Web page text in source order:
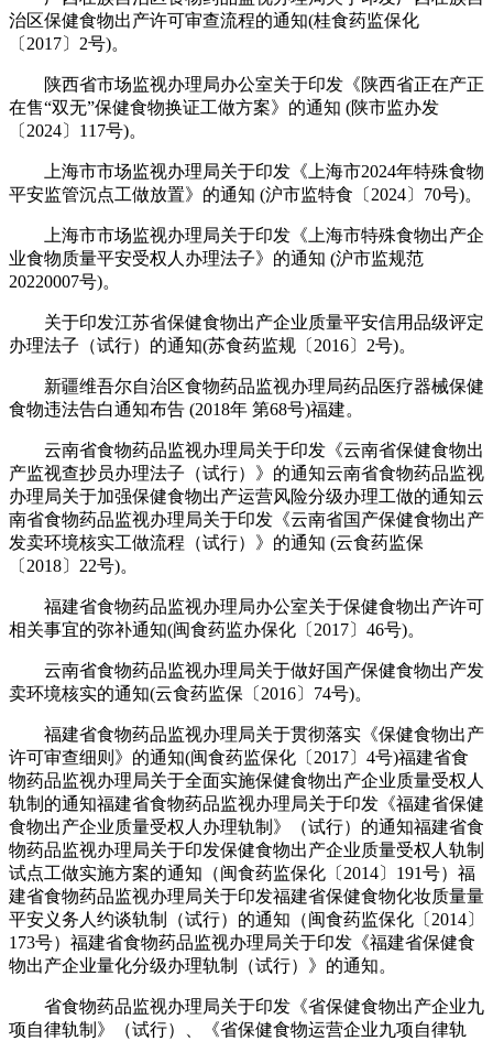
治区保健食物出产许可审查流程的通知(桂食药监保化
〔2017〕2号)。
陕西省市场监视办理局办公室关于印发《陕西省正在产正
在售“双无”保健食物换证工做方案》的通知 (陕市监办发
〔2024〕117号)。
上海市市场监视办理局关于印发《上海市2024年特殊食物
平安监管沉点工做放置》的通知 (沪市监特食〔2024〕70号)。
上海市市场监视办理局关于印发《上海市特殊食物出产企
业食物质量平安受权人办理法子》的通知 (沪市监规范
20220007号)。
关于印发江苏省保健食物出产企业质量平安信用品级评定
办理法子（试行）的通知(苏食药监规〔2016〕2号)。
新疆维吾尔自治区食物药品监视办理局药品医疗器械保健
食物违法告白通知布告 (2018年 第68号)福建。
云南省食物药品监视办理局关于印发《云南省保健食物出
产监视查抄员办理法子（试行）》的通知云南省食物药品监视
办理局关于加强保健食物出产运营风险分级办理工做的通知云
南省食物药品监视办理局关于印发《云南省国产保健食物出产
发卖环境核实工做流程（试行）》的通知 (云食药监保
〔2018〕22号)。
福建省食物药品监视办理局办公室关于保健食物出产许可
相关事宜的弥补通知(闽食药监办保化〔2017〕46号)。
云南省食物药品监视办理局关于做好国产保健食物出产发
卖环境核实的通知(云食药监保〔2016〕74号)。
福建省食物药品监视办理局关于贯彻落实《保健食物出产
许可审查细则》的通知(闽食药监保化〔2017〕4号)福建省食
物药品监视办理局关于全面实施保健食物出产企业质量受权人
轨制的通知福建省食物药品监视办理局关于印发《福建省保健
食物出产企业质量受权人办理轨制》（试行）的通知福建省食
物药品监视办理局关于印发保健食物出产企业质量受权人轨制
试点工做实施方案的通知（闽食药监保化〔2014〕191号）福
建省食物药品监视办理局关于印发福建省保健食物化妆质量量
平安义务人约谈轨制（试行）的通知（闽食药监保化〔2014〕
173号）福建省食物药品监视办理局关于印发《福建省保健食
物出产企业量化分级办理轨制（试行）》的通知。
省食物药品监视办理局关于印发《省保健食物出产企业九
项自律轨制》（试行）、《省保健食物运营企业九项自律轨